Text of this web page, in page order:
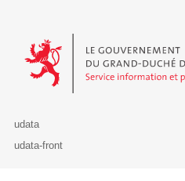
Le Gouvernement du Grand-
udata
udata-front